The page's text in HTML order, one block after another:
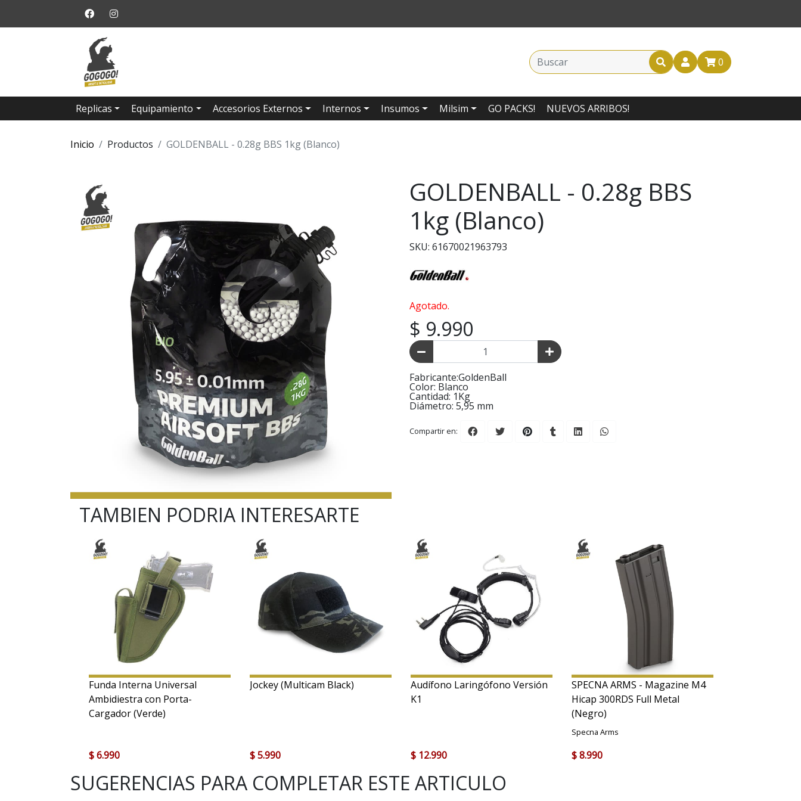
0
Replicas Equipamiento Accesorios Externos Internos Insumos Milsim GO PACKS! NUEVOS ARRIBOS!
Inicio Productos GOLDENBALL - 0.28g BBS 1kg (Blanco)
GOLDENBALL - 0.28g BBS
1kg (Blanco)
SKU: 61670021963793
Agotado.
$ 9.990
Fabricante:GoldenBall
Color: Blanco
Cantidad: 1Kg
Diámetro: 5,95 mm
Compartir en:
TAMBIEN PODRIA INTERESARTE
Funda Interna Universal
Ambidiestra con Porta-
Cargador (Verde)
$ 6.990
Jockey (Multicam Black)
$ 5.990
Audífono Laringófono Versión
K1
$ 12.990
SPECNA ARMS - Magazine M4
Hicap 300RDS Full Metal
(Negro)
Specna Arms
$ 8.990
SUGERENCIAS PARA COMPLETAR ESTE ARTICULO